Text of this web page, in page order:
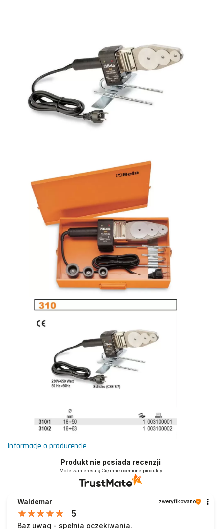
Informacje o producencie
Produkt nie posiada recenzji
Może zainteresują Cię inne ocenione produkty
Waldemar zweryfikowano
5
Baz uwag - spełnia oczekiwania.